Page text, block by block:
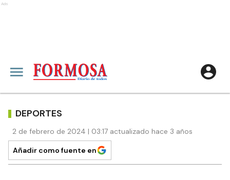
Ads
DEPORTES
2 de febrero de 2024 | 03:17 actualizado hace 3 años
Añadir como fuente en